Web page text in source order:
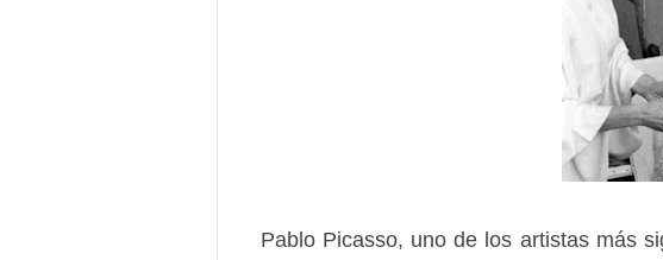
Pablo Picasso, uno de los artistas más